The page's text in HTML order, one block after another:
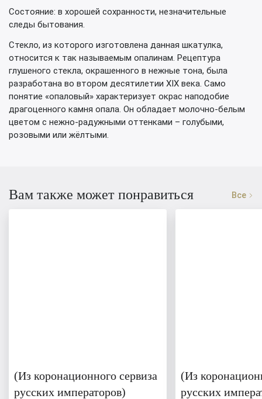
Состояние: в хорошей сохранности, незначительные
следы бытования.
Стекло, из которого изготовлена данная шкатулка,
относится к так называемым опалинам. Рецептура
глушеного стекла, окрашенного в нежные тона, была
разработана во втором десятилетии XIX века. Само
понятие «опаловый» характеризует окрас наподобие
драгоценного камня опала. Он обладает молочно-белым
цветом с нежно-радужными оттенками – голубыми,
розовыми или жёлтыми.
Вам также может понравиться Все
(Из коронационного сервиза
русских императоров)
(Из
русских